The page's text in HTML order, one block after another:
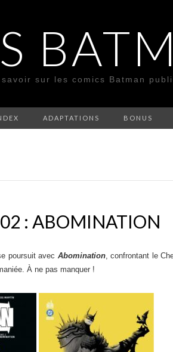
sur les comics Batman
ADAPTATIONS BONUS
: ABOMINATION
poursuit avec Abomination, confrontant le
À ne pas manquer !